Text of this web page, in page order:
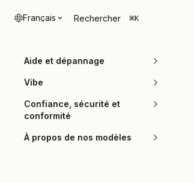
Français Rechercher ⌘K
Aide et dépannage
Vibe
Confiance, sécurité et
conformité
À propos de nos modèles